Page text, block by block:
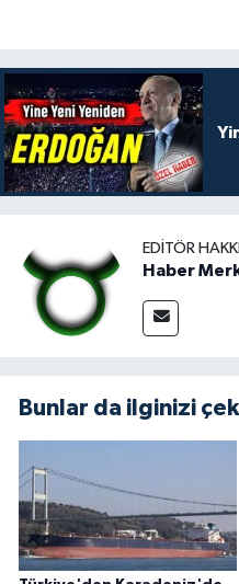
EDITÖR
Haber
Bunlar da ilginizi